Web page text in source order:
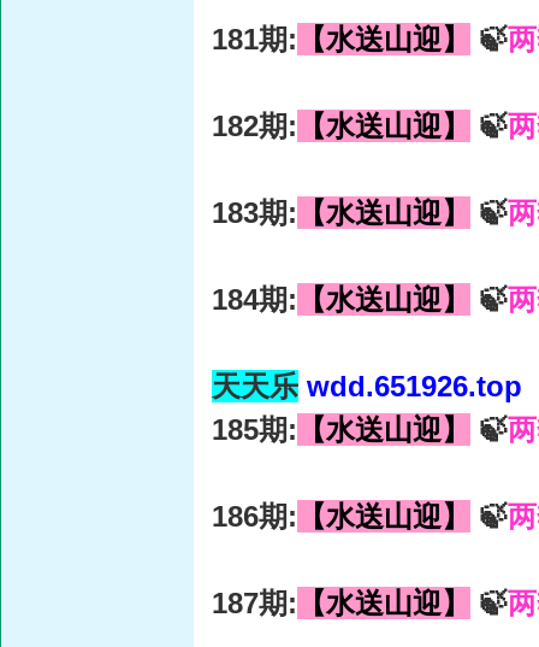
181期: 【水送山迎】 🍃
182期: 【水送山迎】 🍃
183期: 【水送山迎】 🍃
184期: 【水送山迎】 🍃
天天乐 wdd.651926.top
185期: 【水送山迎】 🍃
186期: 【水送山迎】 🍃
187期: 【水送山迎】 🍃